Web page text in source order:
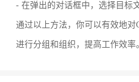
- 在弹出的对话框中，选择目标
通过以上方法，你可以有效地对
进行分组和组织，提高工作效率